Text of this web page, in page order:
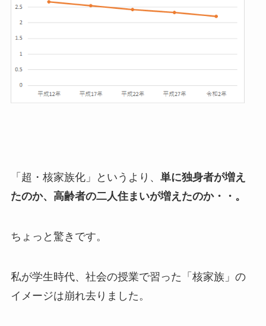
「超・核家族化」というより、 単に独身者が増え
たのか、高齢者の二人住まいが増えたのか・・。
ちょっと驚きです。
私が学生時代、社会の授業で習った「核家族」の
イメージは崩れ去りました。